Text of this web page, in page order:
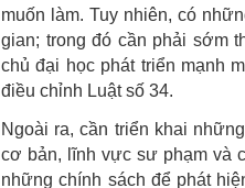
muốn làm. Tuy nhiên, có
gian; trong đó cần phải sớm
chủ đại học phát triển mạnh
điều chỉnh Luật số 34.
Ngoài ra, cần triển khai
cơ bản, lĩnh vực sư phạm và
những chính sách để phát